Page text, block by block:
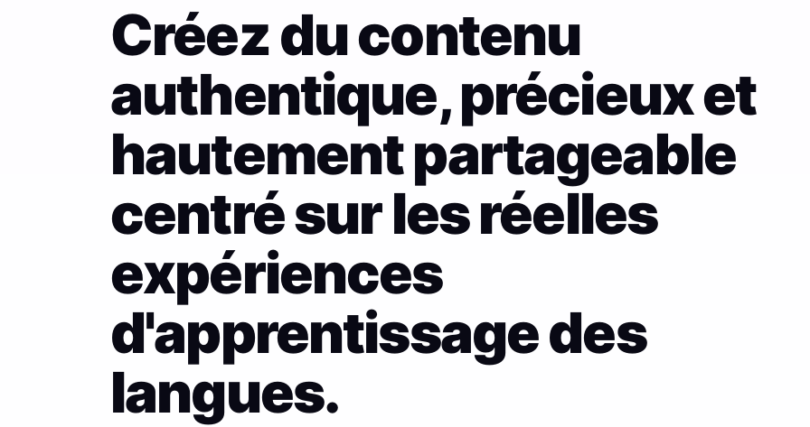
Créez du contenu
authentique, précieux et
hautement partageable
centré sur les réelles
expériences
d'apprentissage des
langues.